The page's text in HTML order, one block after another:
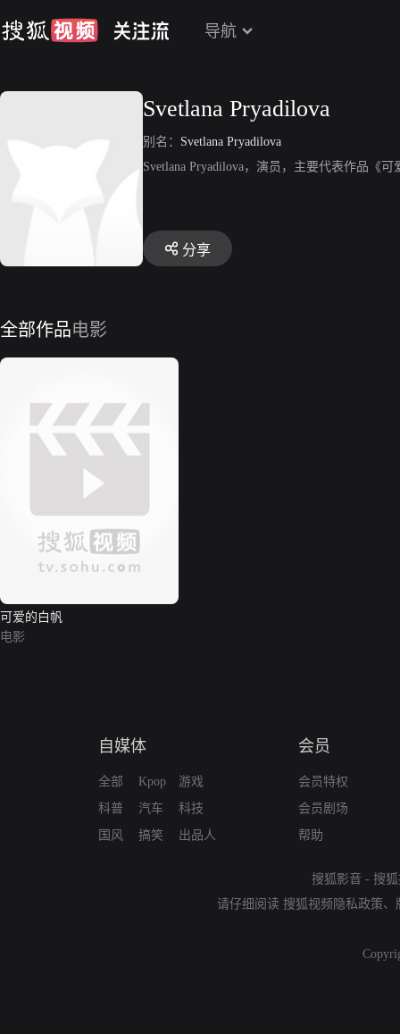
导航
Svetlana Pryadilova
别名： Svetlana Pryadilova
Svetlana Pryadilova，演员，主要代表作品《可
分享
全部作品电影
可爱的白帆
电影
自媒体
全部
科普
国风
Kpop
汽车
搞笑
游戏
科技
出品人
会员
会员特权
会员剧场
帮助
搜狐影音 - 搜
请仔细阅读 搜狐视频隐私政策、